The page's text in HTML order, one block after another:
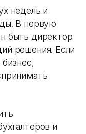
недель и
В первую
быть директор
решения. Если
и